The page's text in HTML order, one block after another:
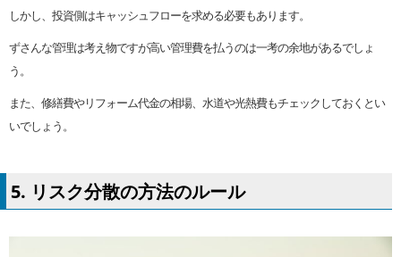
しかし、投資側はキャッシュフローを求める必要もあります。
ずさんな管理は考え物ですが高い管理費を払うのは一考の余地があるでしょ
う。
また、修繕費やリフォーム代金の相場、水道や光熱費もチェックしておくとい
いでしょう。
5. リスク分散の方法のルール